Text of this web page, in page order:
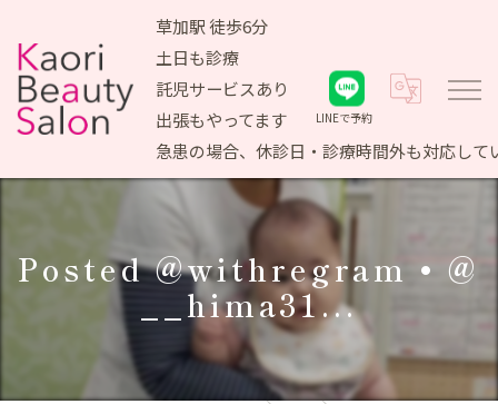
草加駅 徒歩6分
土日も診療
託児サービスあり
出張もやってます
急患の場合、休診日・診療時間外も対応して
LINEで予約
Posted @withregram • @
__hima31...